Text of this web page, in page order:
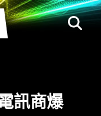
訊商爆